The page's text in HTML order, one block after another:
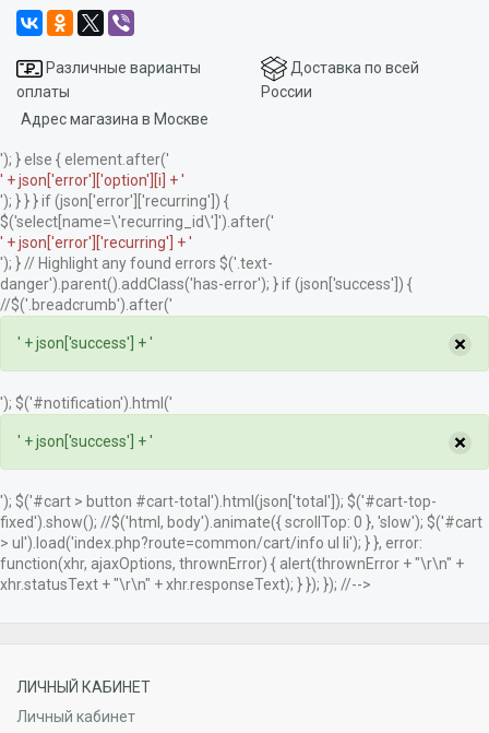
Различные варианты
оплаты
Доставка по всей
России
Адрес магазина в Москве
'); } else { element.after('
' + json['error']['option'][i] + '
'); } } } if (json['error']['recurring']) {
$('select[name=\'recurring_id\']').after('
' + json['error']['recurring'] + '
'); } // Highlight any found errors $('.text-
danger').parent().addClass('has-error'); } if (json['success']) {
//$('.breadcrumb').after('
' + json['success'] + ' ×
'); $('#notification').html('
' + json['success'] + ' ×
'); $('#cart > button #cart-total').html(json['total']); $('#cart-top-
fixed').show(); //$('html, body').animate({ scrollTop: 0 }, 'slow'); $('#cart
> ul').load('index.php?route=common/cart/info ul li'); } }, error:
function(xhr, ajaxOptions, thrownError) { alert(thrownError + "\r\n" +
xhr.statusText + "\r\n" + xhr.responseText); } }); }); //-->
ЛИЧНЫЙ КАБИНЕТ
Личный кабинет